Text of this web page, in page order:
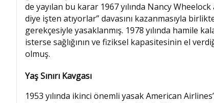
de yayılan bu karar 1967 yılında Nancy
diye işten atıyorlar” davasını kazanmasıyla
gerekçesiyle yasaklanmış. 1978 yılında hamile
isterse sağlığının ve fiziksel kapasitesinin el
olmuş.
Yaş Sınırı Kavgası
1953 yılında ikinci önemli yasak American